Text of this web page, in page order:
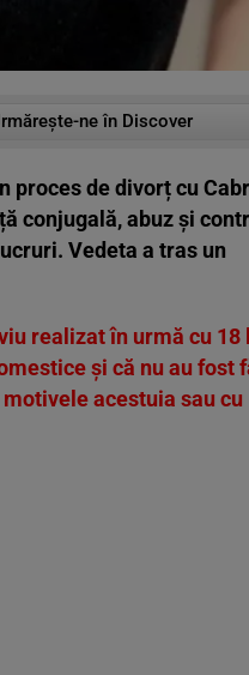
ne în Discover
proces de divorț cu
conjugală, abuz și
Vedeta a tras un
realizat în urmă cu 18
și că nu au fost
acestuia sau cu